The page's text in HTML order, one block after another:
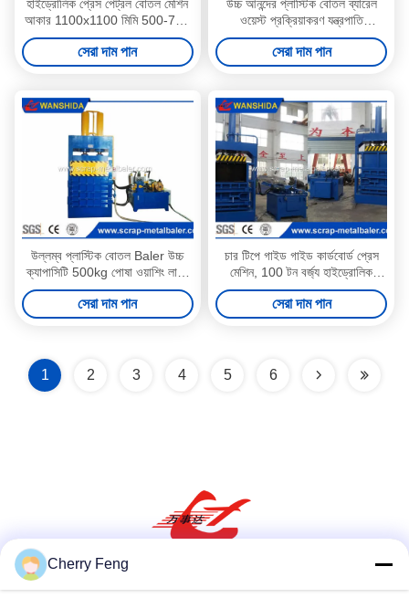
হাইড্রোলিক প্রেস পেট্রল বোতল মেশিন
আকার 1100x1100 মিমি 500-750
কেজি
সেরা দাম পান
উচ্চ আনন্দের প্লাস্টিক বোতল ব্যারেল
ওয়েস্ট প্রক্রিয়াকরণ যন্ত্রপাতি
3000kgs Y82-63
সেরা দাম পান
উল্লম্ব প্লাস্টিক বোতল Baler উচ্চ
ক্যাপাসিটি 500kg পোষা ওয়াশিং লাইন
জন্য বক্রবন্ধনী
সেরা দাম পান
চার টিপে গাইড গাইড কার্ডবোর্ড প্রেস
মেশিন, 100 টন বর্জ্য হাইড্রোলিক
কার্ডবোর্ড বালার
সেরা দাম পান
1 2 3 4 5 6
সোশ্যাল মিডিয়া
Cherry Feng